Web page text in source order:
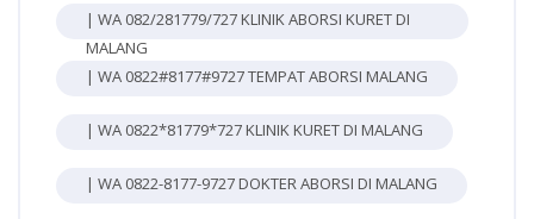
| WA 082/281779/727 KLINIK ABORSI KURET DI
MALANG
| WA 0822#8177#9727 TEMPAT ABORSI MALANG
| WA 0822*81779*727 KLINIK KURET DI MALANG
| WA 0822-8177-9727 DOKTER ABORSI DI MALANG